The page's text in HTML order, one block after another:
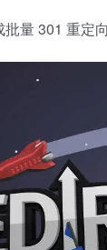
量 301 重定向